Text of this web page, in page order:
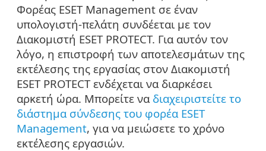
Φορέας ESET Management σε έναν
υπολογιστή-πελάτη συνδέεται με τον
Διακομιστή ESET PROTECT. Για αυτόν τον
λόγο, η επιστροφή των αποτελεσμάτων της
εκτέλεσης της εργασίας στον Διακομιστή
ESET PROTECT ενδέχεται να διαρκέσει
αρκετή ώρα. Μπορείτε να διαχειριστείτε το
διάστημα σύνδεσης του φορέα ESET
Management, για να μειώσετε το χρόνο
εκτέλεσης εργασιών.